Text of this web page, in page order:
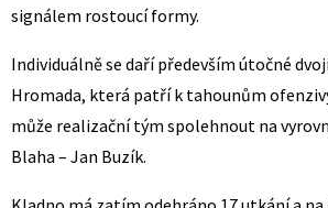
signálem rostoucí formy.
Individuálně se daří především útočné
Hromada, která patří k tahounům
může realizační tým spolehnout na
Blaha – Jan Buzík.